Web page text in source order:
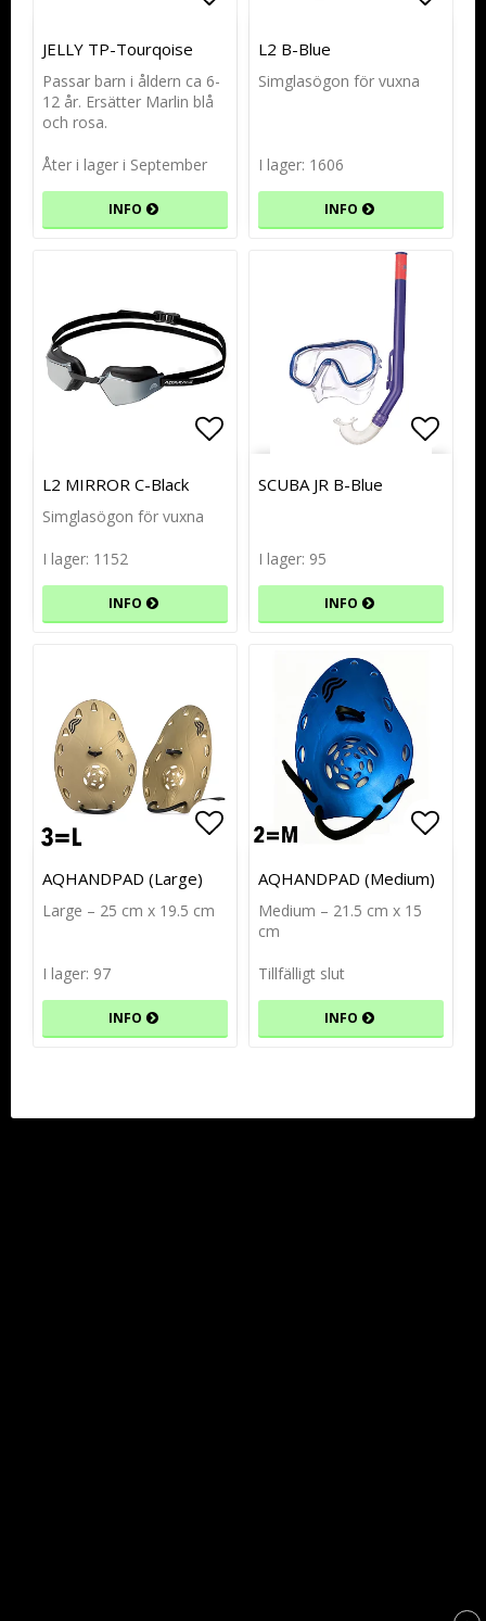
Lägg till i favoritlistan
Lägg till i favoritlistan
JELLY TP-Tourqoise
Passar barn i åldern ca 6-
12 år. Ersätter Marlin blå
och rosa.
Åter i lager i September
INFO
L2 B-Blue
Simglasögon för vuxna
I lager: 1606
INFO
Lägg till i favoritlistan
Lägg till i favoritlistan
L2 MIRROR C-Black
Simglasögon för vuxna
I lager: 1152
INFO
SCUBA JR B-Blue
I lager: 95
INFO
Lägg till i favoritlistan
AQHANDPAD (Large)
Large – 25 cm x 19.5 cm
I lager: 97
INFO
AQHANDPAD (Medium)
Medium – 21.5 cm x 15
cm
Tillfälligt slut
INFO